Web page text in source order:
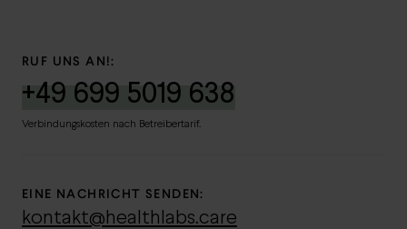
RUF UNS AN!:
+49 699 5019 638
Verbindungskosten nach Betreibertarif.
EINE NACHRICHT SENDEN:
kontakt@healthlabs.care